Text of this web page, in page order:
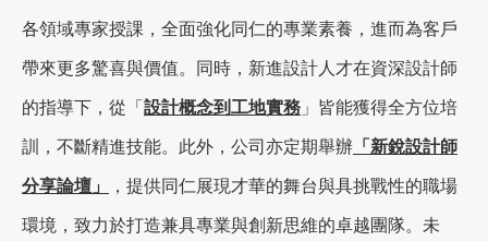
各領域專家授課，全面強化同仁的專業素養，進而為客戶
帶來更多驚喜與價值。同時，新進設計人才在資深設計師
的指導下，從「 設計概念到工地實務 」皆能獲得全方位培
訓，不斷精進技能。此外，公司亦定期舉辦 「新銳設計師
分享論壇」 ，提供同仁展現才華的舞台與具挑戰性的職場
環境，致力於打造兼具專業與創新思維的卓越團隊。未